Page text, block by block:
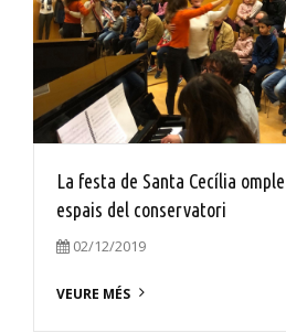
La festa de Santa Cecília
espais del conservatori
02/12/2019
VEURE MÉS